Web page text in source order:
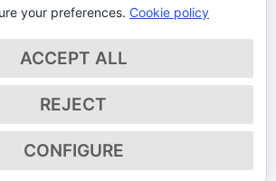
your preferences. Cookie policy
ACCEPT ALL
REJECT
CONFIGURE